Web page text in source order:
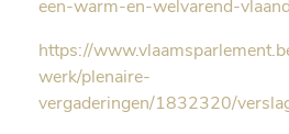
een-warm-en-welvarend-
https://
werk/plenaire-
vergaderingen/1832320/